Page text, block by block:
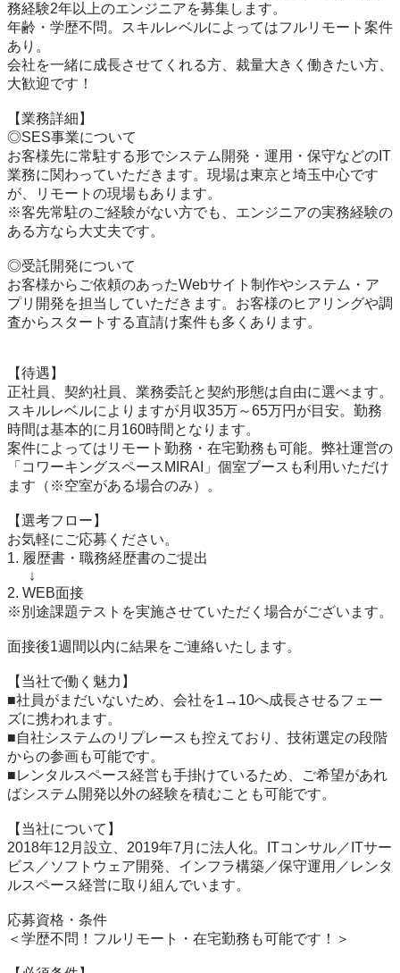
務経験2年以上のエンジニアを募集します。
年齢・学歴不問。スキルレベルによってはフルリモート案件
あり。
会社を一緒に成長させてくれる方、裁量大きく働きたい方、
大歓迎です！
【業務詳細】
◎SES事業について
お客様先に常駐する形でシステム開発・運用・保守などのIT
業務に関わっていただきます。現場は東京と埼玉中心です
が、リモートの現場もあります。
※客先常駐のご経験がない方でも、エンジニアの実務経験の
ある方なら大丈夫です。
◎受託開発について
お客様からご依頼のあったWebサイト制作やシステム・ア
プリ開発を担当していただきます。お客様のヒアリングや調
査からスタートする直請け案件も多くあります。
【待遇】
正社員、契約社員、業務委託と契約形態は自由に選べます。
スキルレベルによりますが月収35万～65万円が目安。勤務
時間は基本的に月160時間となります。
案件によってはリモート勤務・在宅勤務も可能。弊社運営の
「コワーキングスペースMIRAI」個室ブースも利用いただけ
ます（※空室がある場合のみ）。
【選考フロー】
お気軽にご応募ください。
1. 履歴書・職務経歴書のご提出
↓
2. WEB面接
※別途課題テストを実施させていただく場合がございます。
面接後1週間以内に結果をご連絡いたします。
【当社で働く魅力】
■社員がまだいないため、会社を1→10へ成長させるフェー
ズに携われます。
■自社システムのリプレースも控えており、技術選定の段階
からの参画も可能です。
■レンタルスペース経営も手掛けているため、ご希望があれ
ばシステム開発以外の経験を積むことも可能です。
【当社について】
2018年12月設立、2019年7月に法人化。ITコンサル／ITサー
ビス／ソフトウェア開発、インフラ構築／保守運用／レンタ
ルスペース経営に取り組んでいます。
応募資格・条件
＜学歴不問！フルリモート・在宅勤務も可能です！＞